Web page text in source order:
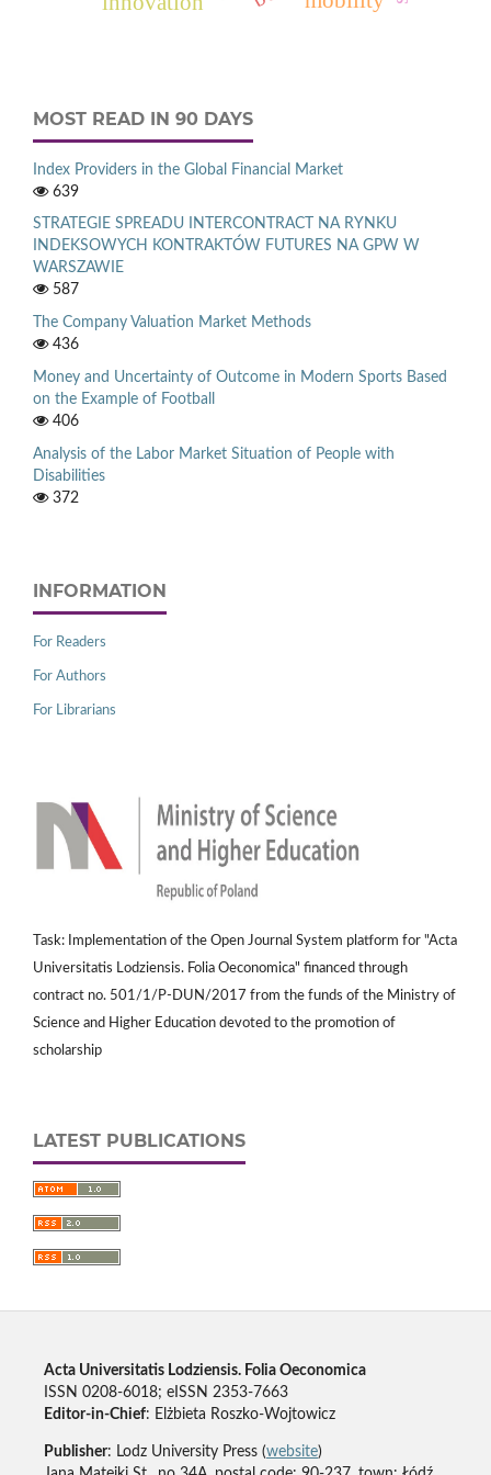
MOST READ IN 90 DAYS
Index Providers in the Global Financial Market
639
STRATEGIE SPREADU INTERCONTRACT NA RYNKU
INDEKSOWYCH KONTRAKTÓW FUTURES NA GPW W
WARSZAWIE
587
The Company Valuation Market Methods
436
Money and Uncertainty of Outcome in Modern Sports Based
on the Example of Football
406
Analysis of the Labor Market Situation of People with
Disabilities
372
INFORMATION
For Readers
For Authors
For Librarians
Task: Implementation of the Open Journal System platform for "Acta
Universitatis Lodziensis. Folia Oeconomica" financed through
contract no. 501/1/P-DUN/2017 from the funds of the Ministry of
Science and Higher Education devoted to the promotion of
scholarship
LATEST PUBLICATIONS
Acta Universitatis Lodziensis. Folia Oeconomica
ISSN 0208-6018; eISSN 2353-7663
Editor-in-Chief: Elżbieta Roszko-Wojtowicz
Publisher: Lodz University Press (website)